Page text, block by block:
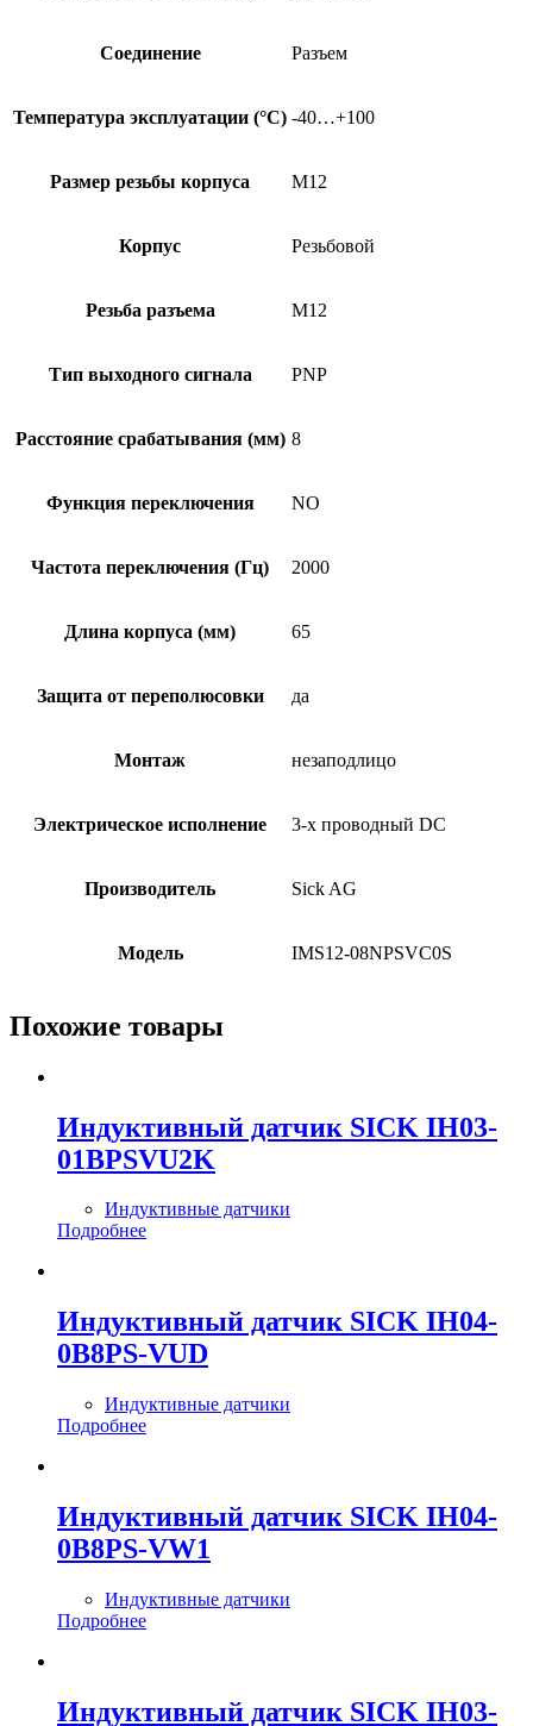
Соединение Разъем
Температура эксплуатации (°C) -40…+100
Размер резьбы корпуса M12
Корпус Резьбовой
Резьба разъема M12
Тип выходного сигнала PNP
Расстояние срабатывания (мм) 8
Функция переключения NO
Частота переключения (Гц) 2000
Длина корпуса (мм) 65
Защита от переполюсовки да
Монтаж незаподлицо
Электрическое исполнение 3-х проводный DC
Производитель Sick AG
Модель IMS12-08NPSVC0S
Похожие товары
Индуктивный датчик SICK IH03-
01BPSVU2K
Индуктивные датчики
Подробнее
Индуктивный датчик SICK IH04-
0B8PS-VUD
Индуктивные датчики
Подробнее
Индуктивный датчик SICK IH04-
0B8PS-VW1
Индуктивные датчики
Подробнее
Индуктивный датчик SICK IH03-